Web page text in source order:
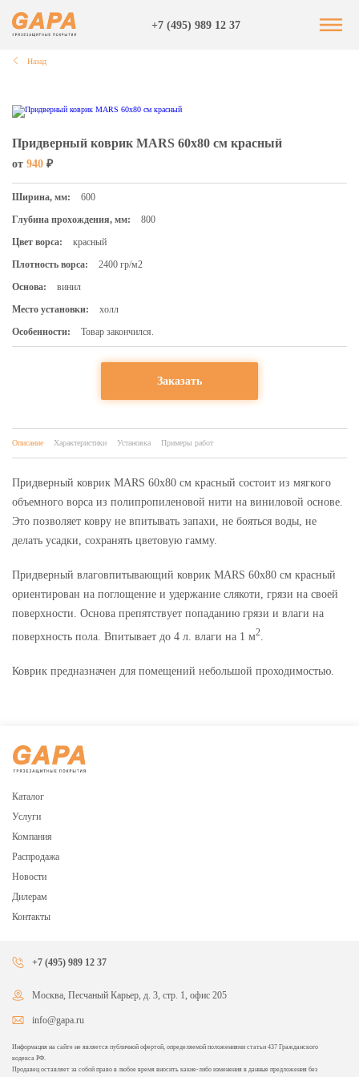
+7 (495) 989 12 37
Назад
Придверный коврик MARS 60х80 см красный
от 940 ₽
Ширина, мм:
600
Глубина прохождения, мм:
800
Цвет ворса:
красный
Плотность ворса:
2400 гр/м2
Основа:
винил
Место установки:
холл
Особенности:
Товар закончился.
Заказать
Описание Характеристики Установка Примеры работ
Придверный коврик MARS 60х80 см красный состоит из мягкого
объемного ворса из полипропиленовой нити на виниловой основе.
Это позволяет ковру не впитывать запахи, не бояться воды, не
делать усадки, сохранять цветовую гамму.
Придверный влаговпитывающий коврик MARS 60х80 см красный
ориентирован на поглощение и удержание слякоти, грязи на своей
поверхности. Основа препятствует попаданию грязи и влаги на
поверхность пола. Впитывает до 4 л. влаги на 1 м2
Коврик предназначен для помещений небольшой проходимостью.
Каталог
Услуги
Компания
Распродажа
Новости
Дилерам
Контакты
Информация на сайте не является публичной офертой, определяемой положениями статьи 437 Гражданского
кодекса РФ.
Продавец оставляет за собой право в любое время вносить какие-либо изменения в данные предложения без
+7 (495) 989 12 37
Москва, Песчаный Карьер, д. 3, стр. 1, офис 205
info@gapa.ru